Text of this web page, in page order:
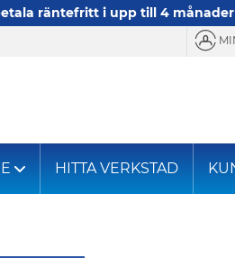
räntefritt i upp till 4 månader
HITTA VERKSTAD